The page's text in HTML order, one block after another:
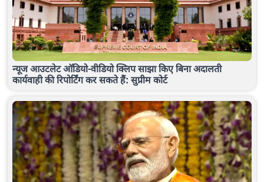
न्यूज आउटलेट ऑडियो-वीडियो क्लिप साझा किए बिना अदालती
कार्यवाही की रिपोर्टिंग कर सकते हैं: सुप्रीम कोर्ट